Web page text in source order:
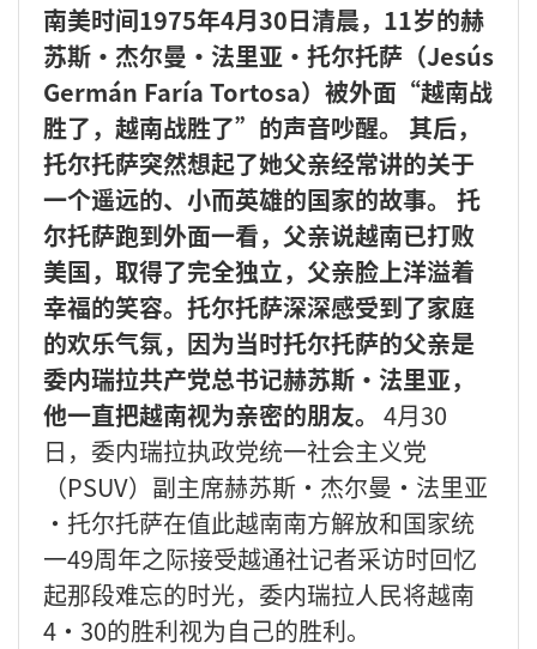
南美时间1975年4月30日清晨，11岁的赫
苏斯·杰尔曼·法里亚·托尔托萨（Jesús
Germán Faría Tortosa）被外面“越南战
胜了，越南战胜了”的声音吵醒。 其后，
托尔托萨突然想起了她父亲经常讲的关于
一个遥远的、小而英雄的国家的故事。 托
尔托萨跑到外面一看，父亲说越南已打败
美国，取得了完全独立，父亲脸上洋溢着
幸福的笑容。托尔托萨深深感受到了家庭
的欢乐气氛，因为当时托尔托萨的父亲是
委内瑞拉共产党总书记赫苏斯·法里亚，
他一直把越南视为亲密的朋友。 4月30
日，委内瑞拉执政党统一社会主义党
（PSUV）副主席赫苏斯·杰尔曼·法里亚
·托尔托萨在值此越南南方解放和国家统
一49周年之际接受越通社记者采访时回忆
起那段难忘的时光，委内瑞拉人民将越南
4·30的胜利视为自己的胜利。